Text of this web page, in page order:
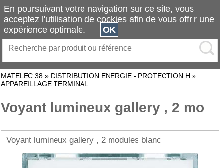
MATELEC 38 » DISTRIBUTION ENERGIE - PROTECTION H »
APPAREILLAGE TERMINAL
Voyant lumineux gallery , 2 mo
Voyant lumineux gallery , 2 modules blanc
En poursuivant votre navigation sur ce site, vous
acceptez l'utilisation de cookies afin de vous offrir une
expérience optimale.
OK